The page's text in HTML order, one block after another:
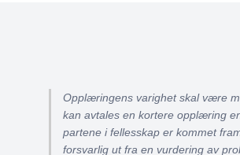
Opplæringens varighet skal være
kan avtales en kortere opplæring
partene i fellesskap er kommet
forsvarlig ut fra en vurdering av